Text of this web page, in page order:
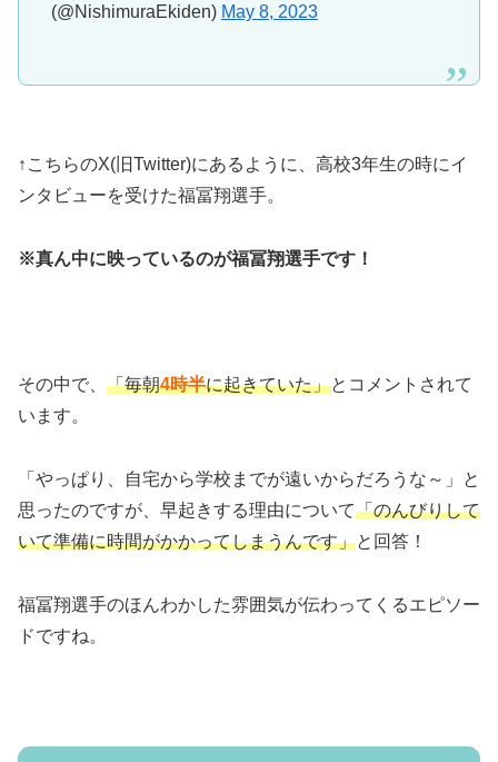
(@NishimuraEkiden) May 8, 2023
↑こちらのX(旧Twitter)にあるように、高校3年生の時にイ
ンタビューを受けた福冨翔選手。
※真ん中に映っているのが福冨翔選手です！
その中で、 「毎朝4時半に起きていた」とコメントされて
います。
「やっぱり、自宅から学校までが遠いからだろうな～」と
思ったのですが、早起きする理由について「のんびりして
いて準備に時間がかかってしまうんです」と回答！
福冨翔選手のほんわかした雰囲気が伝わってくるエピソー
ドですね。